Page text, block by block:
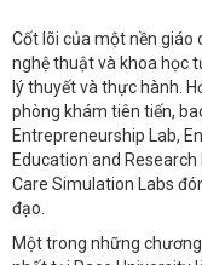
Cốt lõi của một nền giáo
nghệ thuật và khoa học
lý thuyết và thực hành.
phòng khám tiên tiến,
Entrepreneurship Lab,
Education and
Care Simulation Labs
đạo.
Một trong những